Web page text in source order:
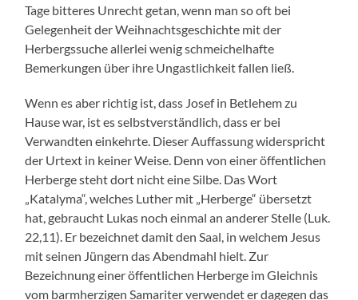
Tage bitteres Unrecht getan, wenn man so oft bei
Gelegenheit der Weihnachtsgeschichte mit der
Herbergssuche allerlei wenig schmeichelhafte
Bemerkungen über ihre Ungastlichkeit fallen ließ.
Wenn es aber richtig ist, dass Josef in Betlehem zu
Hause war, ist es selbstverständlich, dass er bei
Verwandten einkehrte. Dieser Auffassung widerspricht
der Urtext in keiner Weise. Denn von einer öffentlichen
Herberge steht dort nicht eine Silbe. Das Wort
„Katalyma“, welches Luther mit „Herberge“ übersetzt
hat, gebraucht Lukas noch einmal an anderer Stelle (Luk.
22,11). Er bezeichnet damit den Saal, in welchem Jesus
mit seinen Jüngern das Abendmahl hielt. Zur
Bezeichnung einer öffentlichen Herberge im Gleichnis
vom barmherzigen Samariter verwendet er dagegen das